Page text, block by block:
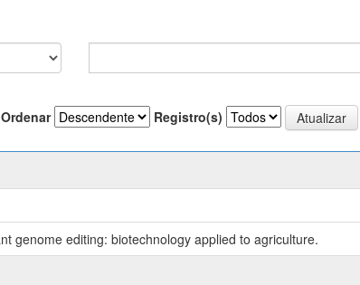
Ordenar Registro(s)
genome editing: biotechnology applied to agriculture.